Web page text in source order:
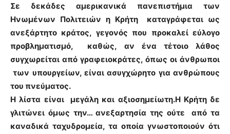
Σε δεκάδες αμερικανικά πανεπιστήμια των
Ηνωμένων Πολιτειών η Κρήτη καταγράφεται ως
ανεξάρτητο κράτος, γεγονός που προκαλεί εύλογο
προβληματισμό, καθώς, αν ένα τέτοιο λάθος
συγχωρείται από γραφειοκράτες, όπως οι άνθρωποι
των υπουργείων, είναι ασυγχώρητο για ανθρώπους
του πνεύματος.
Η λίστα είναι μεγάλη και αξιοσημείωτη.Η Κρήτη δε
γλιτώνει όμως την… ανεξαρτησία της ούτε από τα
καναδικά ταχυδρομεία, τα οποία γνωστοποιούν ότι